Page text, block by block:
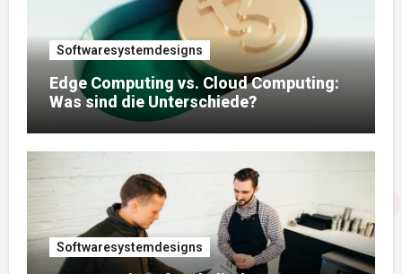
Softwaresystemdesigns
Edge Computing vs. Cloud Computing:
Was sind die Unterschiede?
Softwaresystemdesigns